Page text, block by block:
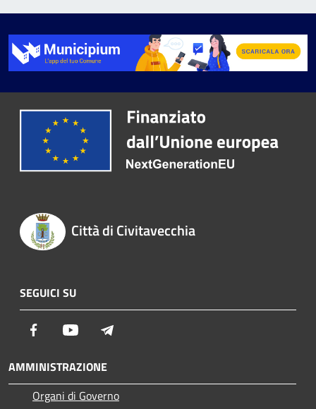
Città di Civitavecchia
SEGUICI SU
Facebook Youtube
AMMINISTRAZIONE
Organi di Governo